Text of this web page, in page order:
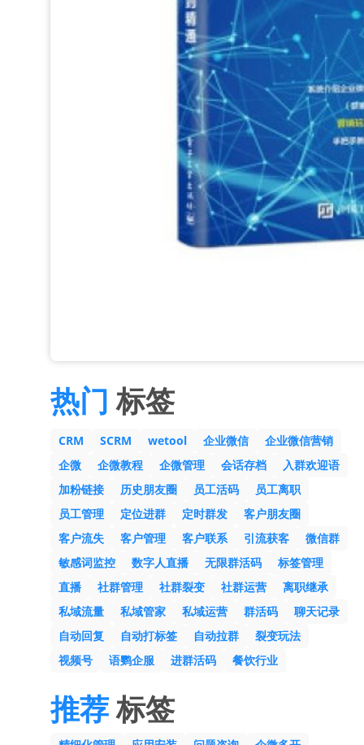
热门 标签
CRM SCRM wetool 企业微信
企业微信营销
企微
企微教程 企微管理 会话存档
入群欢迎语
加粉链接
历史朋友圈 员工活码
员工离职
员工管理
定位进群 定时群发
客户朋友圈
客户流失
客户管理 客户联系 引流获客
微信群
敏感词监控
数字人直播 无限群活码
标签管理
直播
社群管理 社群裂变 社群运营
离职继承
私域流量
私域管家 私域运营 群活码
聊天记录
自动回复
自动打标签 自动拉群
裂变玩法
视频号
语鹦企服 进群活码 餐饮行业
推荐标签